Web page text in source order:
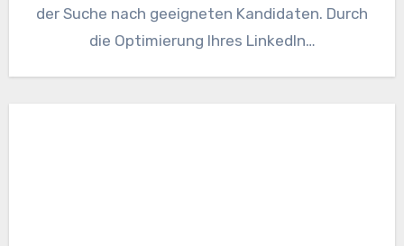
der Suche nach geeigneten Kandidaten. Durch
die Optimierung Ihres LinkedIn…